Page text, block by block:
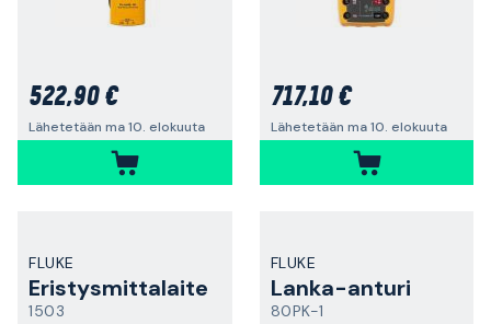
522,90 €
Lähetetään ma 10. elokuuta
717,10 €
Lähetetään ma 10. elokuuta
FLUKE
Eristysmittalaite
1503
FLUKE
Lanka-anturi
80PK-1